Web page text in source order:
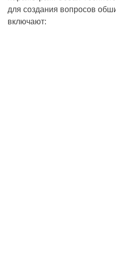
для создания вопросов
включают: